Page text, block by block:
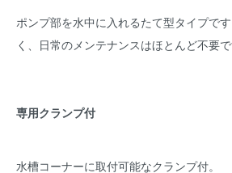
ポンプ部を水中に入れるたて型タイプで
く、日常のメンテナンスはほとんど不要で
専用クランプ付
水槽コーナーに取付可能なクランプ付。